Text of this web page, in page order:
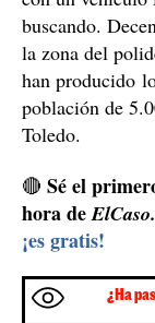
buscando.
la zona del
han producido
población de
Toledo.
🔴 Sé el
hora de
¡es gratis!
¿Ha